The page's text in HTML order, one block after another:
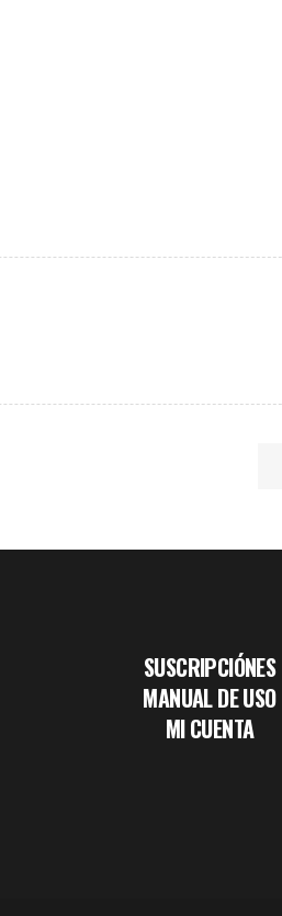
SUSCRIPCIÓNES
MANUAL DE USO
MI CUENTA